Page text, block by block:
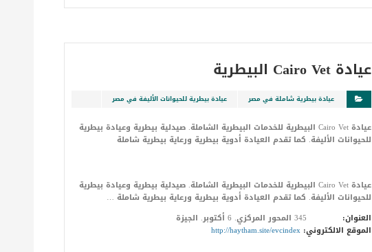
عيادة Cairo Vet البيطرية
عيادة بيطرية شاملة في مصر عيادة بيطرية للحيوانات الأليفة في مصر
عيادة Cairo Vet البيطرية للخدمات البيطرية الشاملة. صيدلية بيطرية وعيادة بيطرية
للحيوانات الأليفة. كما تقدم العيادة أدوية بيطرية ورعاية بيطرية شاملة
عيادة Cairo Vet البيطرية للخدمات البيطرية الشاملة. صيدلية بيطرية وعيادة بيطرية
للحيوانات الأليفة. كما تقدم العيادة أدوية بيطرية ورعاية بيطرية شاملة …
العنوان:
345 المحور المركزي. 6 أكتوبر. الجيزة
الموقع الالكتروني: http://haytham.site/evcindex